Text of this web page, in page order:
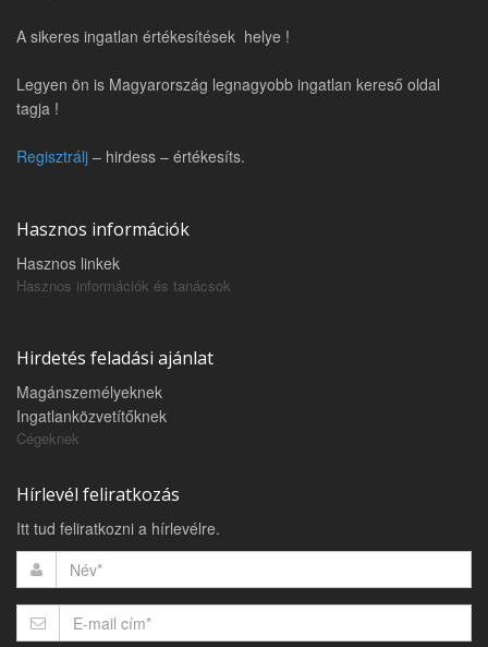
A sikeres ingatlan értékesítések helye !
Legyen ön is Magyarország legnagyobb ingatlan kereső oldal
tagja !
Regisztrálj – hirdess – értékesíts.
Hasznos információk
Hasznos linkek
Hasznos információk és tanácsok
Hirdetés feladási ajánlat
Magánszemélyeknek
Ingatlanközvetítőknek
Cégeknek
Hírlevél feliratkozás
Itt tud feliratkozni a hírlevélre.